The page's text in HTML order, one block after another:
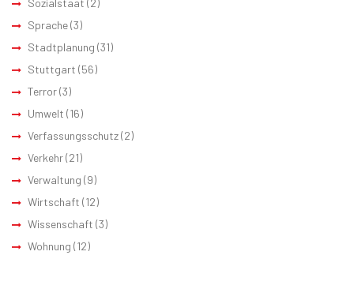
Sozialstaat (2)
Sprache(3)
Stadtplanung (31)
Stuttgart (56)
Terror(3)
Umwelt (16)
Verfassungsschutz(2)
Verkehr(21)
Verwaltung (9)
Wirtschaft (12)
Wissenschaft (3)
Wohnung (12)